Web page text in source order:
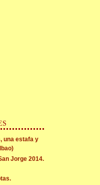
una estafa y
Jorge 2014.